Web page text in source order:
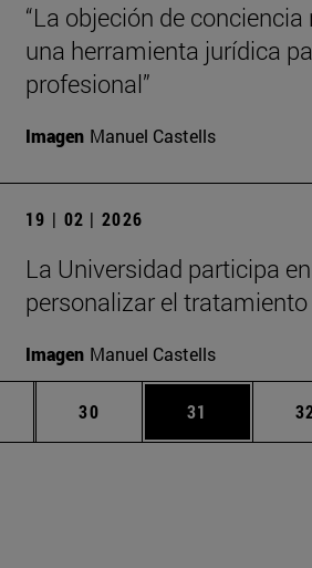
“La objeción de
una herramienta jurídica
profesional”
Imagen Manuel Castells
19 | 02 | 2026
La Universidad participa
personalizar el
Imagen Manuel Castells
Páginas intermedias Use TAB para
Página
30 Página
31